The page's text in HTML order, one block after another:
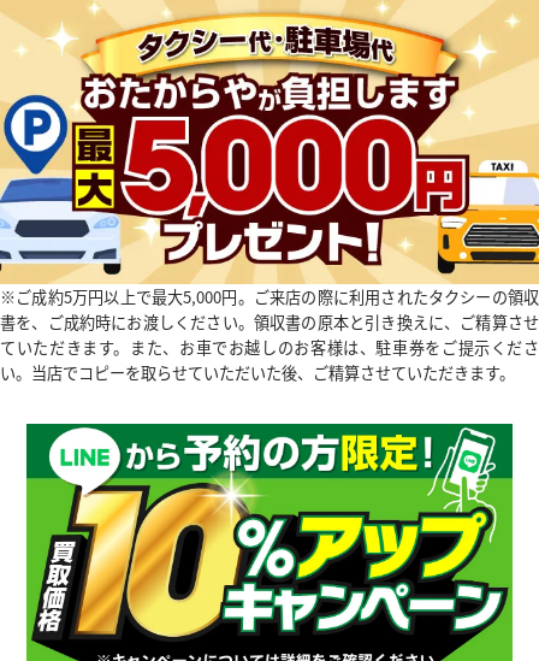
福岡県 佐賀県 長崎県
熊本県 大分県 宮崎県
鹿児島県
※ご成約5万円以上で最大5,000円。ご来店の際に利用されたタクシーの領収
書を、ご成約時にお渡しください。領収書の原本と引き換えに、ご精算させ
ていただきます。また、お車でお越しのお客様は、駐車券をご提示くださ
い。当店でコピーを取らせていただいた後、ご精算させていただきます。